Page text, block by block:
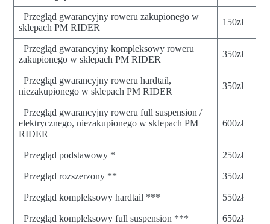
Przegląd gwarancyjny roweru zakupionego w
sklepach PM RIDER
150zł
Przegląd gwarancyjny kompleksowy roweru
zakupionego w sklepach PM RIDER
350zł
Przegląd gwarancyjny roweru hardtail,
niezakupionego w sklepach PM RIDER
350zł
Przegląd gwarancyjny roweru full suspension /
elektrycznego, niezakupionego w sklepach PM
RIDER
600zł
Przegląd podstawowy * 250zł
Przegląd rozszerzony ** 350zł
Przegląd kompleksowy hardtail *** 550zł
Przegląd kompleksowy full suspension *** 650zł